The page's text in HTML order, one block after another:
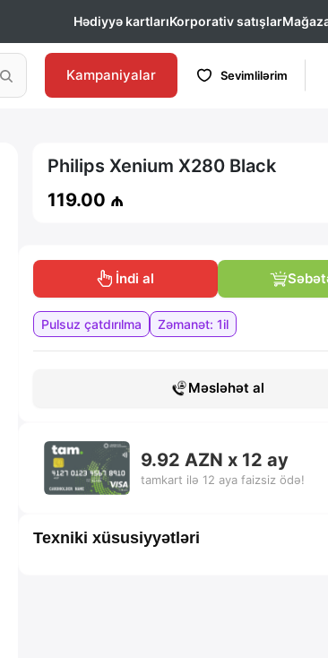
Hədiyyə kartlarıKorporativ satışlar
Kampaniyalar Sevimlilərim
Philips Xenium X280 Black
119.00 ₼
️ İndi al
Pulsuz çatdırılma Zəmanət: 1il
Məsləhət al
9.92 AZN x 12 ay
tamkart ilə 12 aya faizsiz ödə!
Texniki xüsusiyyətləri